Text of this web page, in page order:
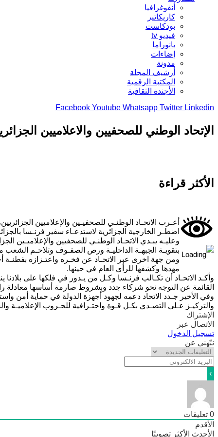
أنفوغرافيا
كاريكاتير
بودكاست
فيديو tv
بانوراما
إضاءات
مدونة
أرشيف المجلة
المكتبة الرقمية
الأجندة الثقافية
Facebook Youtube Whatsapp Twitter Linkedin
الإتحاد الوطني للصحفيين والاعلاميين
الأكثر قراءة
أعـرب الاتحـاد الوطنـي للصحفيـين والإعلاميين
اضطـر الخارجية الجزائرية لاستدعـاء سفير فرنـسا
وعليـه يبـدي الاتحـاد الوطنـي للصحفيين والإعلاميـين
بتقويـة الجبهـة الداخليـة ورص الصفـوف وتلاحـم
ومن جهة اخرى عبر الاتحـاد عن فخـره واعتـزازه بفطنـة
مهدها وكشفها للرأي العام في حينها.
وأكـد الاتحـاد أن تكـالب فرنـسا وكـل من يـدور في فلكها على
القائمة عن التوجه نحو شركاء جدد وبشروط صارمة أساسها معادلة
وفي الأخير جـدد الاتحاد دعمه لجهود أجهزة الدولة في حماية أمن
والتركيـز عـلى التصـدي بكـل قـوة واحتـرافية للحـروب
الإشتراك
الاتصال عبر
تسجيل الدخول
نبّهني عن
0 تعليقات
الأقدم
الأحدث الأكثر تصويتًا